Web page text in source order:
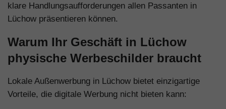
klare Handlungsaufforderungen allen Passanten in
Lüchow präsentieren können.
Warum Ihr Geschäft in Lüchow
physische Werbeschilder braucht
Lokale Außenwerbung in Lüchow bietet einzigartige
Vorteile, die digitale Werbung nicht bieten kann: